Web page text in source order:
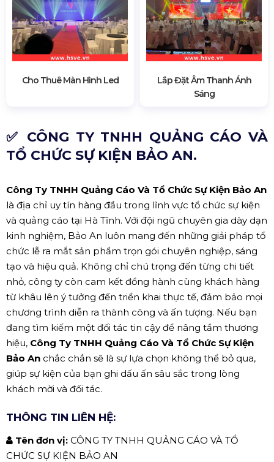
Cho Thuê Màn Hình Led
Lắp Đặt Âm Thanh Ánh
Sáng
✅ CÔNG TY TNHH QUẢNG CÁO VÀ
TỔ CHỨC SỰ KIỆN BẢO AN.
Công Ty TNHH Quảng Cáo Và Tổ Chức Sự Kiện Bảo An
là địa chỉ uy tín hàng đầu trong lĩnh vực tổ chức sự kiện
và quảng cáo tại Hà Tĩnh. Với đội ngũ chuyên gia dày dạn
kinh nghiệm, Bảo An luôn mang đến những giải pháp tổ
chức lễ ra mắt sản phẩm trọn gói chuyên nghiệp, sáng
tạo và hiệu quả. Không chỉ chú trọng đến từng chi tiết
nhỏ, công ty còn cam kết đồng hành cùng khách hàng
từ khâu lên ý tưởng đến triển khai thực tế, đảm bảo mọi
chương trình diễn ra thành công và ấn tượng. Nếu bạn
đang tìm kiếm một đối tác tin cậy để nâng tầm thương
hiệu, Công Ty TNHH Quảng Cáo Và Tổ Chức Sự Kiện
Bảo An chắc chắn sẽ là sự lựa chọn không thể bỏ qua,
giúp sự kiện của bạn ghi dấu ấn sâu sắc trong lòng
khách mời và đối tác.
THÔNG TIN LIÊN HỆ:
Tên đơn vị: CÔNG TY TNHH QUẢNG CÁO VÀ TỔ
CHỨC SỰ KIỆN BẢO AN